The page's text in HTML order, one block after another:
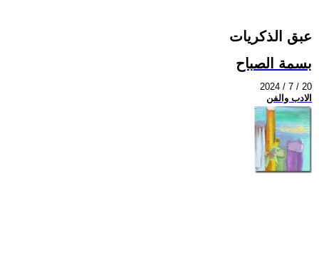
عبق الذكريات
بسمة الصباح
2024 / 7 / 20
الادب والفن